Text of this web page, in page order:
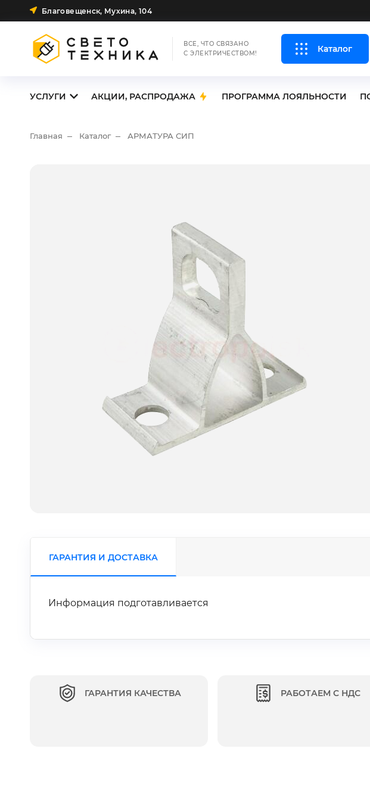
Благовещенск, Мухина, 104
ВСЕ, ЧТО СВЯЗАНО
С ЭЛЕКТРИЧЕСТВОМ!
Каталог
УСЛУГИ АКЦИИ, РАСПРОДАЖА ПРОГРАММА ЛОЯЛЬНОСТИ
Главная Каталог АРМАТУРА СИП
ГАРАНТИЯ И ДОСТАВКА
Информация подготавливается
ГАРАНТИЯ КАЧЕСТВА РАБОТАЕМ С НДС